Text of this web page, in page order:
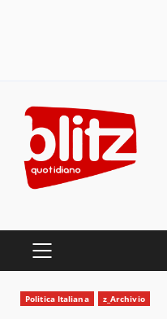
content
PRIMARY
Politica Italiana z_Archivio